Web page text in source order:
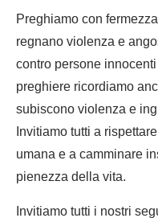
Preghiamo con
regnano violenza e
contro persone
preghiere ricordiamo
subiscono violenza e
Invitiamo tutti a
umana e a camminare
pienezza della vita.
Invitiamo tutti i nostri